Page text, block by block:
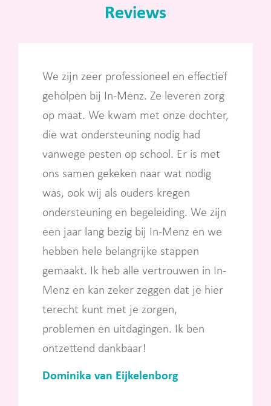
Reviews
We zijn zeer professioneel en effectief
geholpen bij In-Menz. Ze leveren zorg
op maat. We kwam met onze dochter,
die wat ondersteuning nodig had
vanwege pesten op school. Er is met
ons samen gekeken naar wat nodig
was, ook wij als ouders kregen
ondersteuning en begeleiding. We zijn
een jaar lang bezig bij In-Menz en we
hebben hele belangrijke stappen
gemaakt. Ik heb alle vertrouwen in In-
Menz en kan zeker zeggen dat je hier
terecht kunt met je zorgen,
problemen en uitdagingen. Ik ben
ontzettend dankbaar!
Dominika van Eijkelenborg